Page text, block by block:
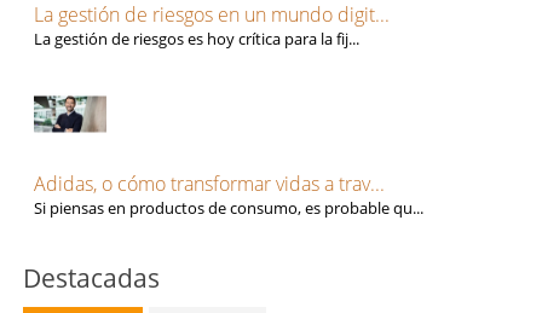
La gestión de riesgos en un mundo digit...
La gestión de riesgos es hoy crítica para la fij...
Adidas, o cómo transformar vidas a trav...
Si piensas en productos de consumo, es probable qu...
Destacadas